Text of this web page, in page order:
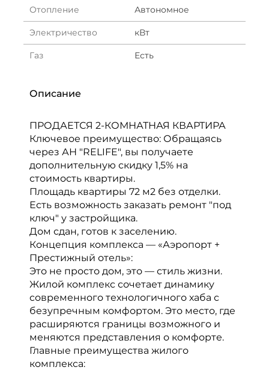
Отопление Автономное
Электричество кВт
Газ Есть
Описание
ПРОДАЕТСЯ 2-КОМНАТНАЯ КВАРТИРА
Ключевое преимущество: Обращаясь
через АН "RELIFE", вы получаете
дополнительную скидку 1,5% на
стоимость квартиры.
Площадь квартиры 72 м2 без отделки.
Есть возможность заказать ремонт "под
ключ" у застройщика.
Дом сдан, готов к заселению.
Концепция комплекса — «Аэропорт +
Престижный отель»:
Это не просто дом, это — стиль жизни.
Жилой комплекс сочетает динамику
современного технологичного хаба с
безупречным комфортом. Это место, где
расширяются границы возможного и
меняются представления о комфорте.
Главные преимущества жилого
комплекса: